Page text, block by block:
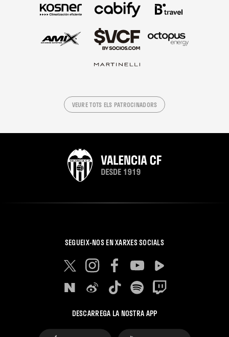
VEURE TOTS ELS PATROCINADORS
SEGUEIX-NOS EN XARXES SOCIALS
DESCARREGA LA NOSTRA APP